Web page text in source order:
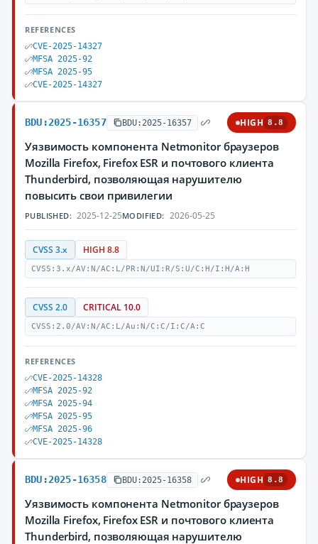
REFERENCES
CVE-2025-14327
MFSA 2025-92
MFSA 2025-95
CVE-2025-14327
BDU:2025-16357 BDU:2025-16357 HIGH 8.8
Уязвимость компонента Netmonitor браузеров
Mozilla Firefox, Firefox ESR и почтового клиента
Thunderbird, позволяющая нарушителю
повысить свои привилегии
PUBLISHED: 2025-12-25MODIFIED: 2026-05-25
CVSS 3.x HIGH 8.8
CVSS:3.x/AV:N/AC:L/PR:N/UI:R/S:U/C:H/I:H/A:H
CVSS 2.0 CRITICAL 10.0
CVSS:2.0/AV:N/AC:L/Au:N/C:C/I:C/A:C
REFERENCES
CVE-2025-14328
MFSA 2025-92
MFSA 2025-94
MFSA 2025-95
MFSA 2025-96
CVE-2025-14328
BDU:2025-16358 BDU:2025-16358 HIGH 8.8
Уязвимость компонента Netmonitor браузеров
Mozilla Firefox, Firefox ESR и почтового клиента
Thunderbird, позволяющая нарушителю